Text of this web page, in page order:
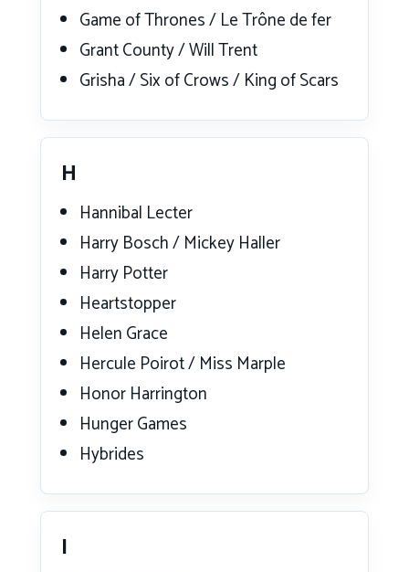
Game of Thrones / Le Trône de fer
Grant County / Will Trent
Grisha / Six of Crows / King of Scars
H
Hannibal Lecter
Harry Bosch / Mickey Haller
Harry Potter
Heartstopper
Helen Grace
Hercule Poirot / Miss Marple
Honor Harrington
Hunger Games
Hybrides
I